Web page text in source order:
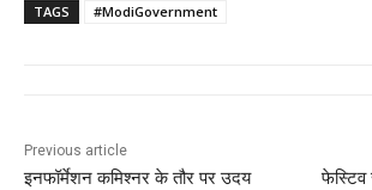
TAGS #ModiGovernment
Previous article
इनफॉर्मेशन कमिश्नर के तौर पर उदय